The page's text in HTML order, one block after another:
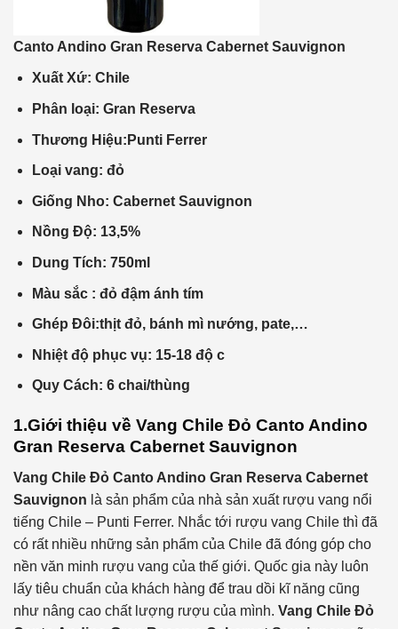
Canto Andino Gran Reserva Cabernet Sauvignon
Xuất Xứ: Chile
Phân loại: Gran Reserva
Thương Hiệu:Punti Ferrer
Loại vang: đỏ
Giống Nho: Cabernet Sauvignon
Nồng Độ: 13,5%
Dung Tích: 750ml
Màu sắc : đỏ đậm ánh tím
Ghép Đôi:thịt đỏ, bánh mì nướng, pate,…
Nhiệt độ phục vụ: 15-18 độ c
Quy Cách: 6 chai/thùng
1.Giới thiệu về Vang Chile Đỏ Canto Andino
Gran Reserva Cabernet Sauvignon
Vang Chile Đỏ Canto Andino Gran Reserva Cabernet
Sauvignon là sản phẩm của nhà sản xuất rượu vang nổi
tiếng Chile – Punti Ferrer. Nhắc tới rượu vang Chile thì đã
có rất nhiều những sản phẩm của Chile đã đóng góp cho
nền văn minh rượu vang của thế giới. Quốc gia này luôn
lấy tiêu chuẩn của khách hàng để trau dồi kĩ năng cũng
như nâng cao chất lượng rượu của mình. Vang Chile Đỏ